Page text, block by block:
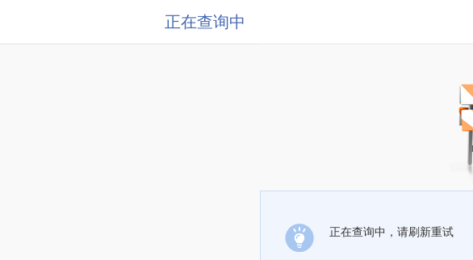
正在查询中
正在查询中，请刷新重试